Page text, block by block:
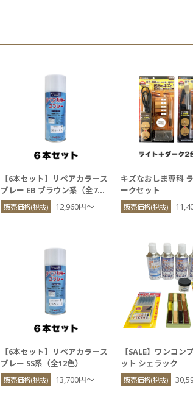
【6本セット】リペアカラース
プレー EB ブラウン系（全7
色）
販売価格(税抜) 12,960円〜
キズなおしま専科
ークセット
販売価格(税抜)
【6本セット】リペアカラース
プレー SS系（全12色）
販売価格(税抜) 13,700円〜
【SALE】ワンコン
ット シェラック
販売価格(税抜)